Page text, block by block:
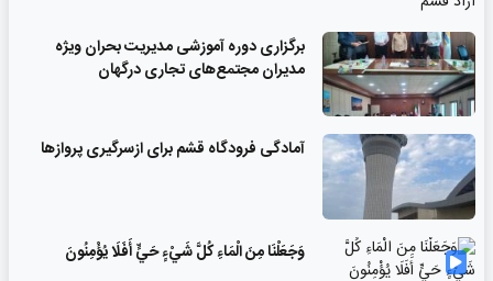
برگزاری دوره آموزشی مدیریت بحران ویژه
مدیران مجتمع‌های تجاری درگهان
آمادگی فرودگاه قشم برای ازسرگیری پروازها
وَجَعَلْنَا مِنَ الْمَاءِ كُلَّ شَيْءٍ حَيٍّ أَفَلَا يُؤْمِنُونَ